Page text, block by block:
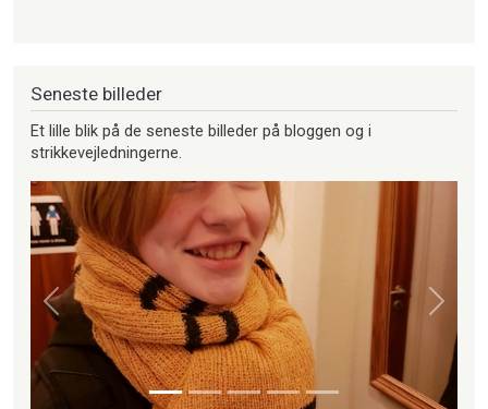
Seneste billeder
Et lille blik på de seneste billeder på bloggen og i
strikkevejledningerne.
Forrige Næste